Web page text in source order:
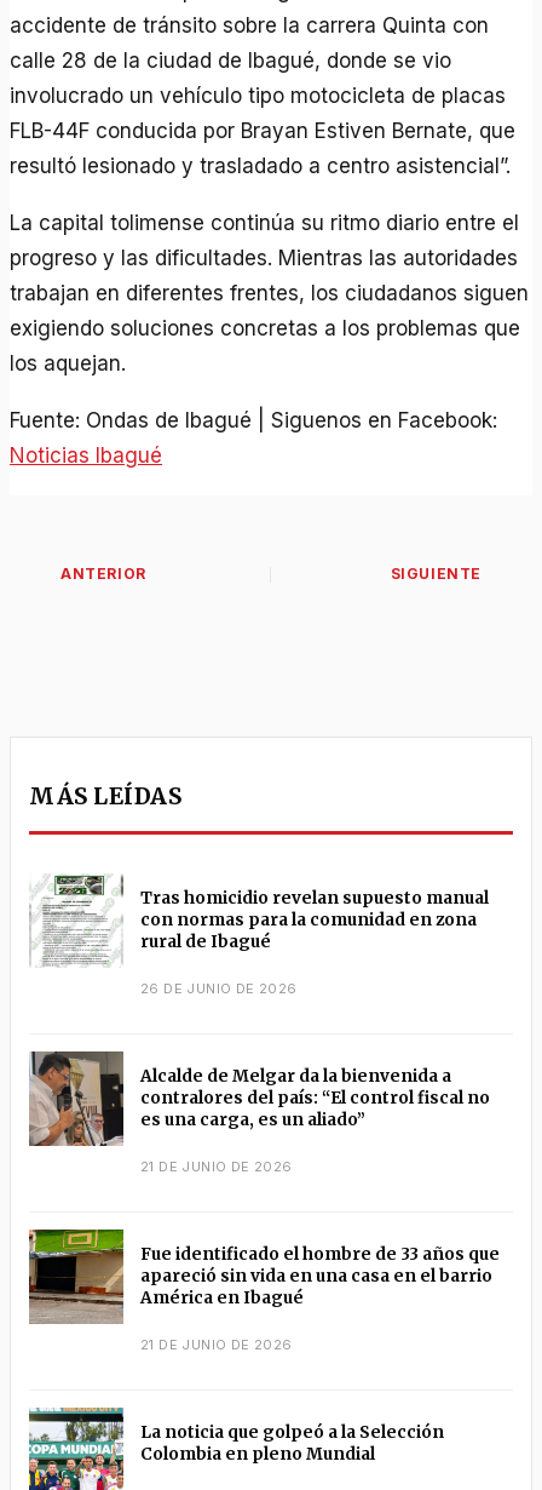
accidente de tránsito sobre la carrera Quinta con
calle 28 de la ciudad de Ibagué, donde se vio
involucrado un vehículo tipo motocicleta de placas
FLB-44F conducida por Brayan Estiven Bernate, que
resultó lesionado y trasladado a centro asistencial”.
La capital tolimense continúa su ritmo diario entre el
progreso y las dificultades. Mientras las autoridades
trabajan en diferentes frentes, los ciudadanos siguen
exigiendo soluciones concretas a los problemas que
los aquejan.
Fuente: Ondas de Ibagué | Siguenos en Facebook:
Noticias Ibagué
MÁS LEÍDAS
Tras homicidio revelan supuesto manual
con normas para la comunidad en zona
rural de Ibagué
26 DE JUNIO DE 2026
Alcalde de Melgar da la bienvenida a
contralores del país: “El control fiscal no
es una carga, es un aliado”
21 DE JUNIO DE 2026
Fue identificado el hombre de 33 años que
apareció sin vida en una casa en el barrio
América en Ibagué
21 DE JUNIO DE 2026
La noticia que golpeó a la Selección
Colombia en pleno Mundial